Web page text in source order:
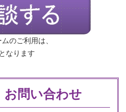
のご利用は、
となります
お問い合わせ